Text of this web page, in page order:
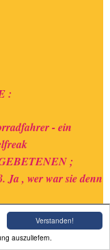
Verstanden!
auszuliefern.
:
- ein
;
Ja , wer war sie denn
..........